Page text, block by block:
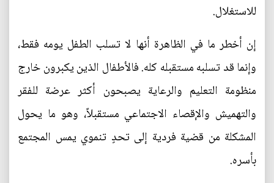
للاستغلال.
إن أخطر ما في الظاهرة أنها لا تسلب الطفل يومه فقط،
وإنما قد تسلبه مستقبله كله. فالأطفال الذين يكبرون خارج
منظومة التعليم والرعاية يصبحون أكثر عرضة للفقر
والتهميش والإقصاء الاجتماعي مستقبلاً، وهو ما يحول
المشكلة من قضية فردية إلى تحدٍ تنموي يمس المجتمع
بأسره.